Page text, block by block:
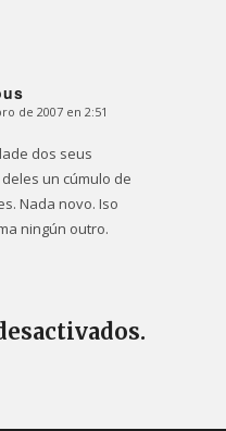
de 2007 en 2:51
dos seus
un cúmulo de
Nada novo. Iso
ningún outro.